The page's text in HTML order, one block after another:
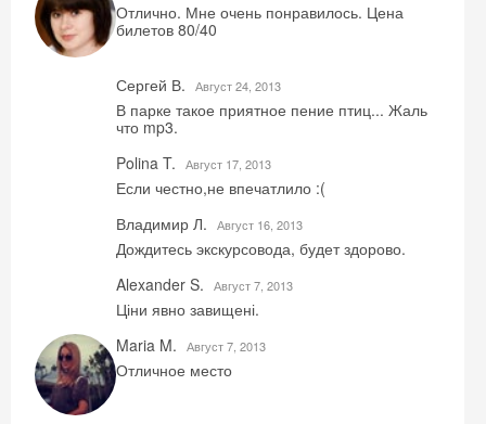
Отлично. Мне очень понравилось. Цена
билетов 80/40
Сергей В. Август 24, 2013
В парке такое приятное пение птиц... Жаль
что mp3.
Polina T.
Август 17, 2013
Если честно,не впечатлило :(
Владимир Л.
Август 16, 2013
Дождитесь экскурсовода, будет здорово.
Alexander S.
Август 7, 2013
Ціни явно завищені.
Maria M.
Август 7, 2013
Отличное место
Скидка −5%
Хочешь дешевле? Оставь почту и получи
промокод на первое бронирование!
Получить промокод